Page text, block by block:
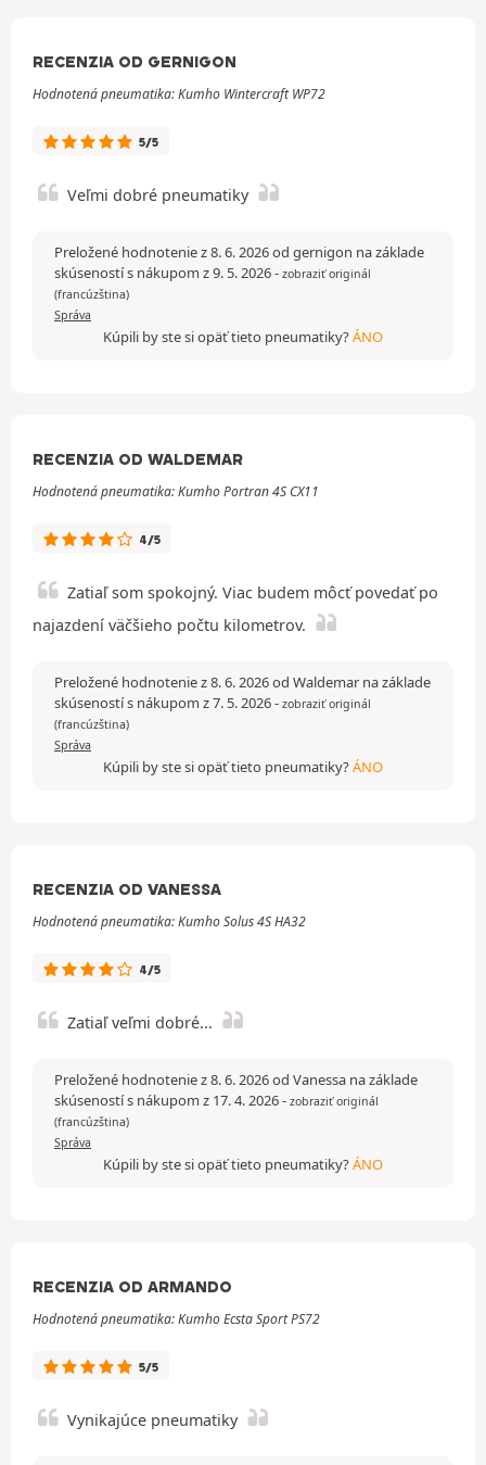
RECENZIA OD GERNIGON
Hodnotená pneumatika: Kumho Wintercraft WP72
5/5
Veľmi dobré pneumatiky
Preložené hodnotenie z 8. 6. 2026 od gernigon na základe
skúseností s nákupom z 9. 5. 2026- zobraziť originál
(francúzština)
Správa
Kúpili by ste si opäť tieto pneumatiky?ÁNO
RECENZIA OD WALDEMAR
Hodnotená pneumatika: Kumho Portran 4S CX11
4/5
Zatiaľ som spokojný. Viac budem môcť povedať po
najazdení väčšieho počtu kilometrov.
Preložené hodnotenie z 8. 6. 2026 od Waldemar na základe
skúseností s nákupom z 7. 5. 2026- zobraziť originál
(francúzština)
Správa
Kúpili by ste si opäť tieto pneumatiky?ÁNO
RECENZIA OD VANESSA
Hodnotená pneumatika: Kumho Solus 4S HA32
4/5
Zatiaľ veľmi dobré...
Preložené hodnotenie z 8. 6. 2026 od Vanessa na základe
skúseností s nákupom z 17. 4. 2026- zobraziť originál
(francúzština)
Správa
Kúpili by ste si opäť tieto pneumatiky?ÁNO
RECENZIA OD ARMANDO
Hodnotená pneumatika: Kumho Ecsta Sport PS72
5/5
Vynikajúce pneumatiky